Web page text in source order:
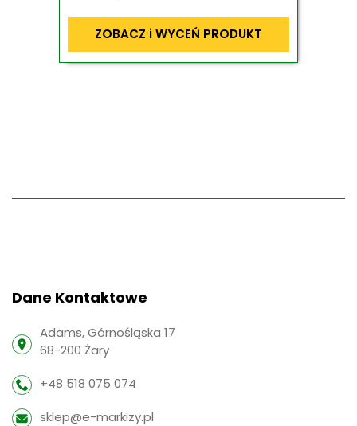
ZOBACZ i WYCEŃ PRODUKT
Dane Kontaktowe
Adams, Górnośląska 17
68-200 Żary
+48 518 075 074
sklep@e-markizy.pl